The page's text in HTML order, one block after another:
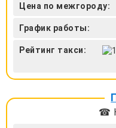
Цена по межгороду:
График работы:
Рейтинг такси:
☎